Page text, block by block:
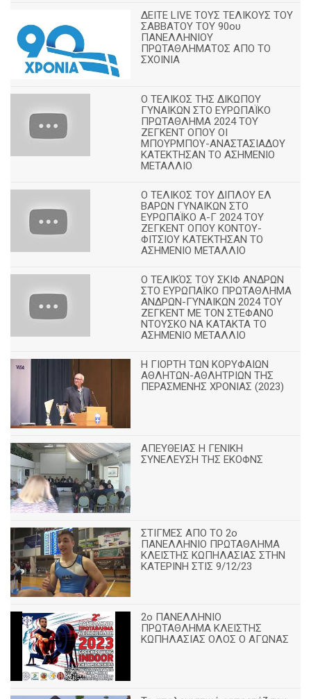
ΔΕΙΤΕ LIVE ΤΟΥΣ ΤΕΛΙΚΟΥΣ ΤΟΥ
ΣΑΒΒΑΤΟΥ ΤΟΥ 90ου
ΠΑΝΕΛΛΗΝΙΟΥ
ΠΡΩΤΑΘΛΗΜΑΤΟΣ ΑΠΟ ΤΟ
ΣΧΟΙΝΙΑ
Ο ΤΕΛΙΚΟΣ ΤΗΣ ΔΙΚΩΠΟΥ
ΓΥΝΑΙΚΩΝ ΣΤΟ ΕΥΡΩΠΑΪΚΟ
ΠΡΩΤΑΘΛΗΜΑ 2024 ΤΟΥ
ΖΕΓΚΕΝΤ ΟΠΟΥ ΟΙ
ΜΠΟΥΡΜΠΟΥ-ΑΝΑΣΤΑΣΙΑΔΟΥ
ΚΑΤΕΚΤΗΣΑΝ ΤΟ ΑΣΗΜΕΝΙΟ
ΜΕΤΑΛΛΙΟ
Ο ΤΕΛΙΚΟΣ ΤΟΥ ΔΙΠΛΟΥ ΕΛ
ΒΑΡΩΝ ΓΥΝΑΙΚΩΝ ΣΤΟ
ΕΥΡΩΠΑΪΚΟ Α-Γ 2024 ΤΟΥ
ΖΕΓΚΕΝΤ ΟΠΟΥ ΚΟΝΤΟΥ-
ΦΙΤΣΙΟΥ ΚΑΤΕΚΤΗΣΑΝ ΤΟ
ΑΣΗΜΕΝΙΟ ΜΕΤΑΛΛΙΟ
Ο ΤΕΛΙΚΌΣ ΤΟΥ ΣΚΙΦ ΑΝΔΡΩΝ
ΣΤΟ ΕΥΡΩΠΑΪΚΟ ΠΡΩΤΑΘΛΗΜΑ
ΑΝΔΡΩΝ-ΓΥΝΑΙΚΩΝ 2024 ΤΟΥ
ΖΕΓΚΕΝΤ ΜΕ ΤΟΝ ΣΤΕΦΑΝΟ
ΝΤΟΥΣΚΟ ΝΑ ΚΑΤΑΚΤΑ ΤΟ
ΑΣΗΜΕΝΙΟ ΜΕΤΑΛΛΙΟ
Η ΓΙΟΡΤΗ ΤΩΝ ΚΟΡΥΦΑΙΩΝ
ΑΘΛΗΤΩΝ-ΑΘΛΗΤΡΙΩΝ ΤΗΣ
ΠΕΡΑΣΜΕΝΗΣ ΧΡΟΝΙΑΣ (2023)
ΑΠΕΥΘΕΙΑΣ Η ΓΕΝΙΚΗ
ΣΥΝΕΛΕΥΣΗ ΤΗΣ ΕΚΟΦΝΣ
ΣΤΙΓΜΕΣ ΑΠΟ ΤΟ 2ο
ΠΑΝΕΛΛΗΝΙΟ ΠΡΩΤΑΘΛΗΜΑ
ΚΛΕΙΣΤΗΣ ΚΩΠΗΛΑΣΙΑΣ ΣΤΗΝ
ΚΑΤΕΡΙΝΗ ΣΤΙΣ 9/12/23
2ο ΠΑΝΕΛΛΗΝΙΟ
ΠΡΩΤΑΘΛΗΜΑ ΚΛΕΙΣΤΗΣ
ΚΩΠΗΛΑΣΙΑΣ ΟΛΟΣ Ο ΑΓΩΝΑΣ